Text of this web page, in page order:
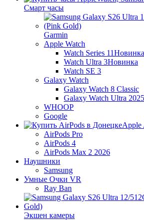
Смарт часы
Garmin
Apple Watch
Watch Series 11Новинка
Watch Ultra 3Новинка
Watch SE 3
Galaxy Watch
Galaxy Watch 8 Classic
Galaxy Watch Ultra 2025
WHOOP
Google
Apple
AirPods Pro
AirPods 4
AirPods Max 2 2026
Наушники
Samsung
Умные Очки VR
Ray Ban
Экшен камеры